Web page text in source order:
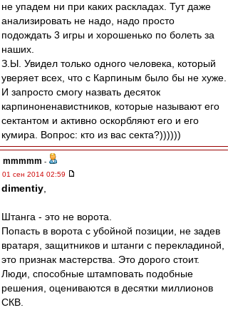
не упадем ни при каких раскладах. Тут даже
анализировать не надо, надо просто
подождать 3 игры и хорошенько по болеть за
наших.
З.Ы. Увидел только одного человека, который
уверяет всех, что с Карпиным было бы не хуже.
И запросто смогу назвать десяток
карпиноненавистников, которые называют его
сектантом и активно оскорбляют его и его
кумира. Вопрос: кто из вас секта?))))))
mmmmm -
01 сен 2014 02:59
dimentiy
Штанга - это не ворота.
Попасть в ворота с убойной позиции, не задев
вратаря, защитников и штанги с перекладиной,
это признак мастерства. Это дорого стоит.
Люди, способные штамповать подобные
решения, оцениваются в десятки миллионов
СКВ.